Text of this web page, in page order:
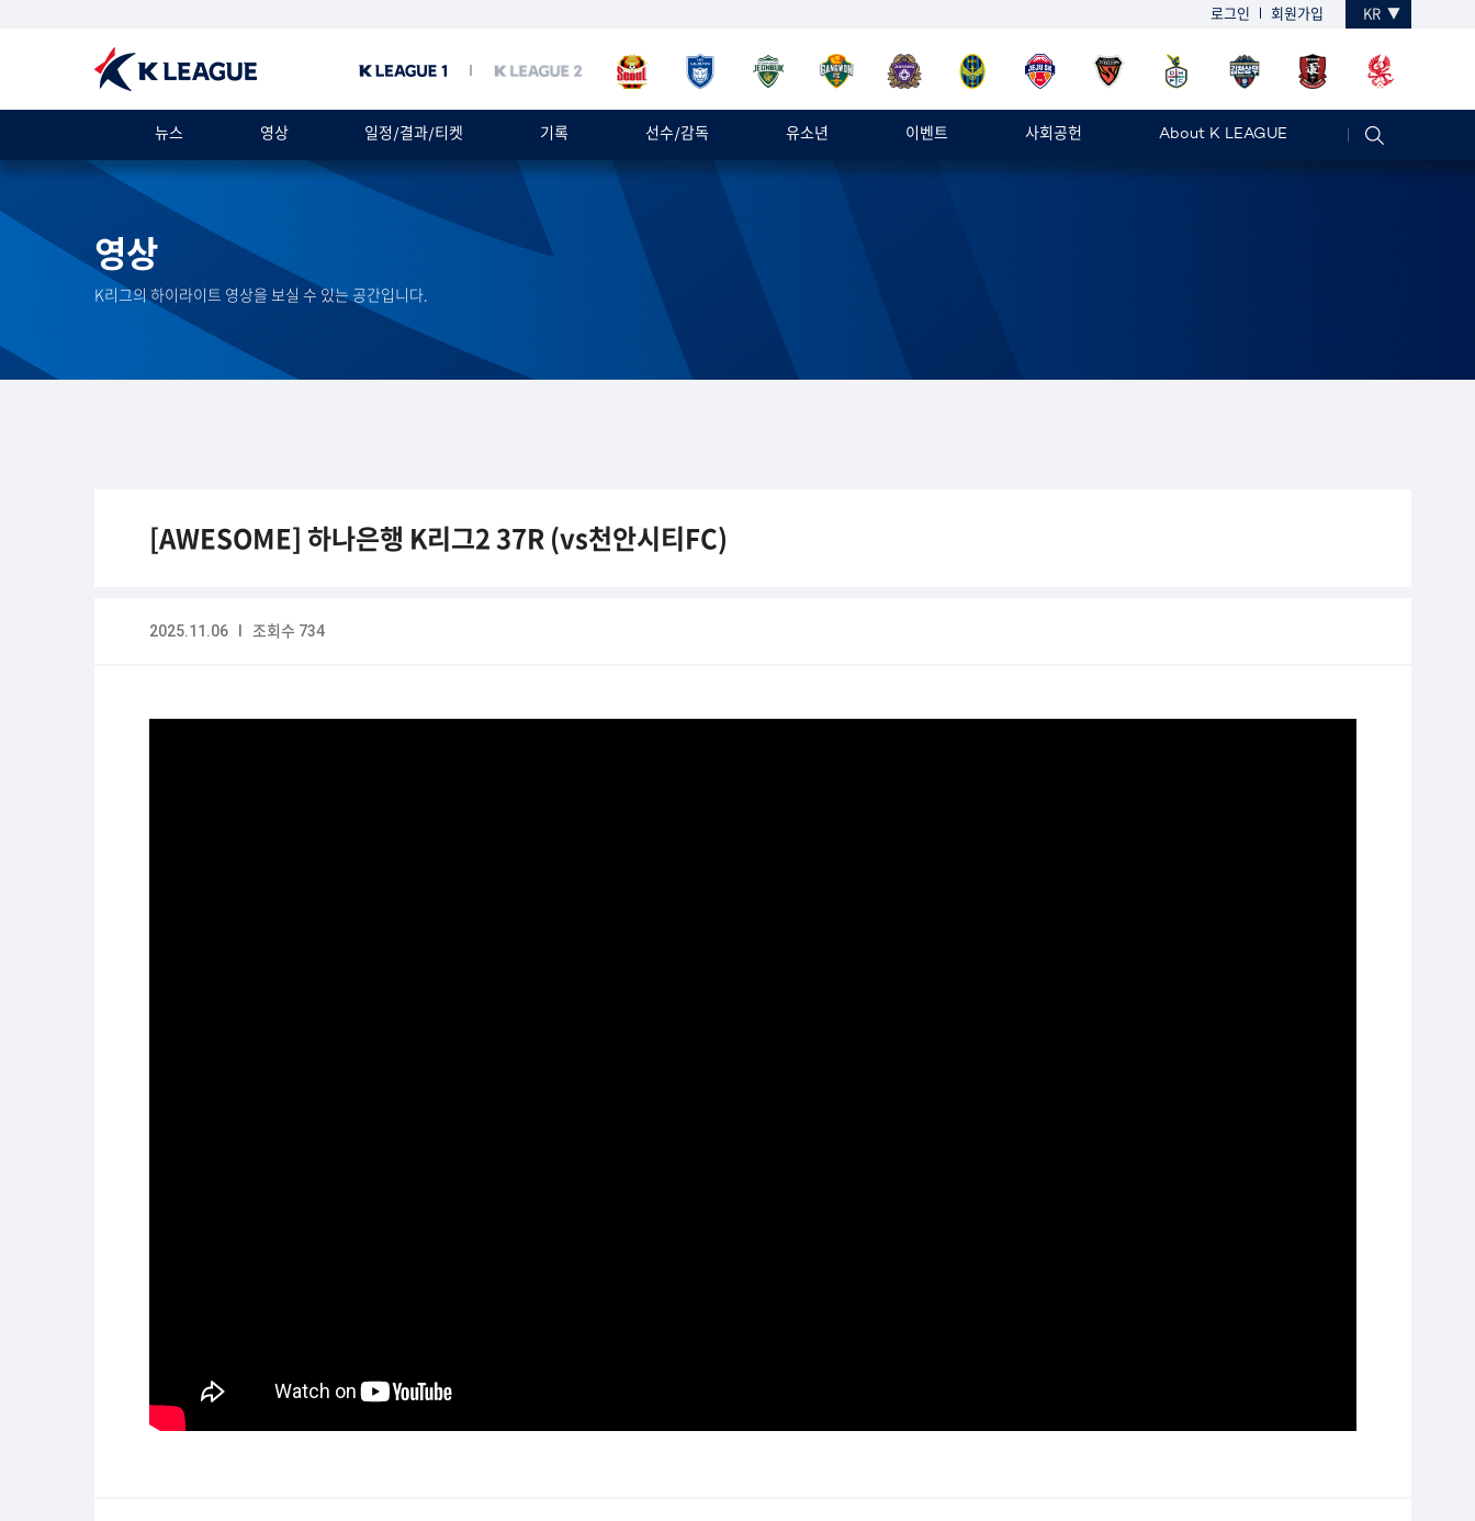
로그인 회원가입 KR
뉴스 영상 일정/결과/티켓 기록 선수/감독 유소년 이벤트 사회공헌 About K LEAGUE
영상
K리그의 하이라이트 영상을 보실 수 있는 공간입니다.
[AWESOME] 하나은행 K리그2 37R (vs천안시티FC)
2025.11.06 I 조회수 734